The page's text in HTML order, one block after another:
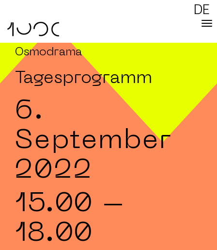
DE
Osmodrama
Tagesprogramm
6.
September
2022
15.00 –
18.00